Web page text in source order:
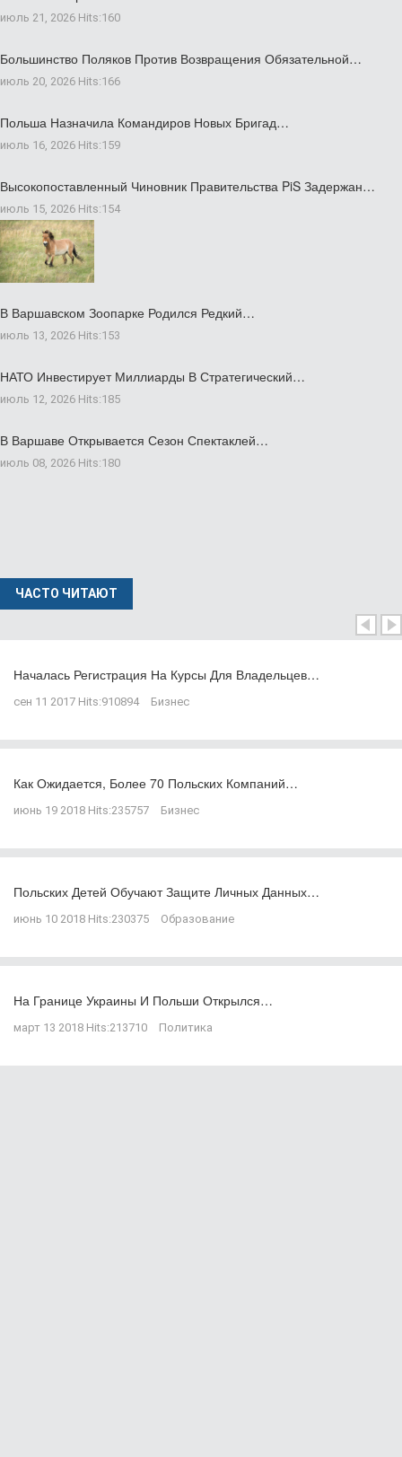
июль 21, 2026 Hits:160
Большинство Поляков Против Возвращения Обязательной…
июль 20, 2026 Hits:166
Польша Назначила Командиров Новых Бригад…
июль 16, 2026 Hits:159
Высокопоставленный Чиновник Правительства PiS Задержан…
июль 15, 2026 Hits:154
В Варшавском Зоопарке Родился Редкий…
июль 13, 2026 Hits:153
НАТО Инвестирует Миллиарды В Стратегический…
июль 12, 2026 Hits:185
В Варшаве Открывается Сезон Спектаклей…
июль 08, 2026 Hits:180
ЧАСТО ЧИТАЮТ
Началась Регистрация На Курсы Для Владельцев…
сен 11 2017 Hits:910894 Бизнес
Как Ожидается, Более 70 Польских Компаний…
июнь 19 2018 Hits:235757 Бизнес
Польских Детей Обучают Защите Личных Данных…
июнь 10 2018 Hits:230375 Образование
На Границе Украины И Польши Открылся…
март 13 2018 Hits:213710 Политика